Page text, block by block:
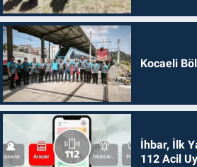
Kocaeli
İhbar, İlk
112 Acil